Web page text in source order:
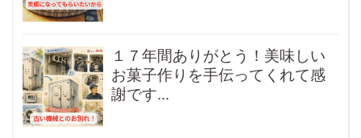
１７年間ありがとう！美味しい
お菓子作りを手伝ってくれて感
謝です...